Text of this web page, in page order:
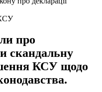
про
скандальну
КСУ щодо